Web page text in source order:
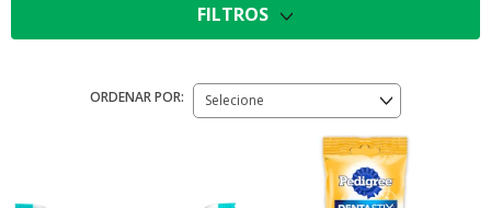
FILTROS
ORDENAR POR: Selecione